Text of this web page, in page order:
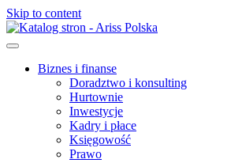
Skip to content
Biznes i finanse
Doradztwo i konsulting
Hurtownie
Inwestycje
Kadry i płace
Księgowość
Prawo